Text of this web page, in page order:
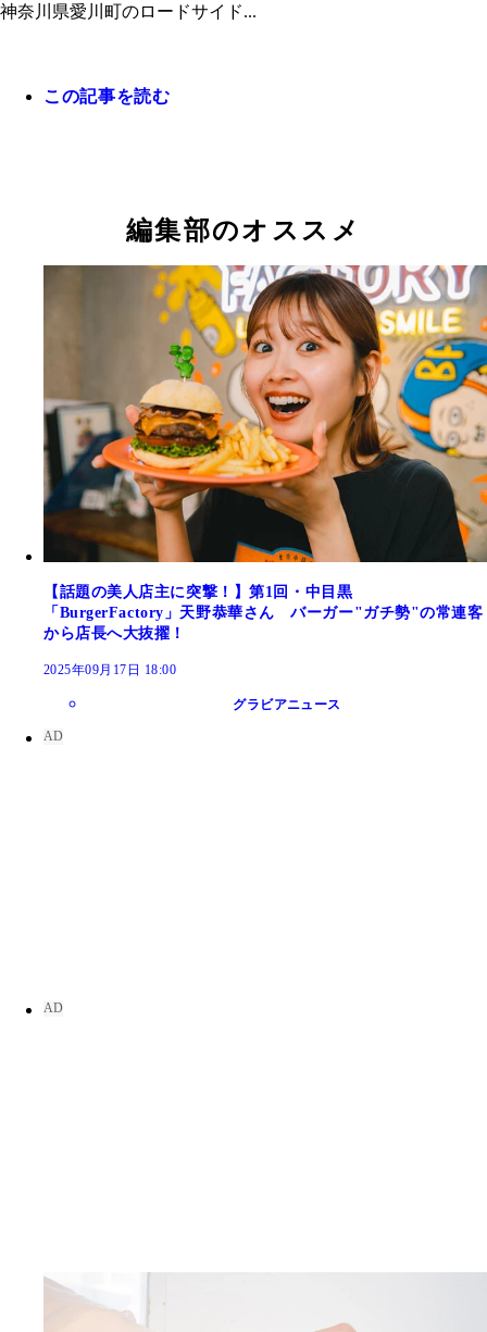
神奈川県愛川町のロードサイド...
この記事を読む
編集部のオススメ
【話題の美人店主に突撃！】第1回・中目黒
「BurgerFactory」天野恭華さん バーガー"ガチ勢"の常連客
から店長へ大抜擢！
2025年09月17日 18:00
グラビアニュース